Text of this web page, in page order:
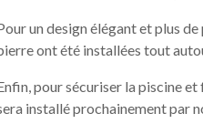
un design élégant et plus
ont été installées tout
pour sécuriser la piscine
installé prochainement par